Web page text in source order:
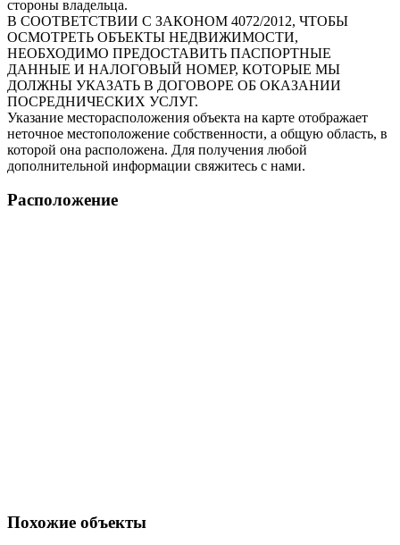
стороны владельца.
В СООТВЕТСТВИИ С ЗАКОНОМ 4072/2012, ЧТОБЫ
ОСМОТРЕТЬ ОБЪЕКТЫ НЕДВИЖИМОСТИ,
НЕОБХОДИМО ПРЕДОСТАВИТЬ ПАСПОРТНЫЕ
ДАННЫЕ И НАЛОГОВЫЙ НОМЕР, КОТОРЫЕ МЫ
ДОЛЖНЫ УКАЗАТЬ В ДОГОВОРЕ ОБ ОКАЗАНИИ
ПОСРЕДНИЧЕСКИХ УСЛУГ.
Указание месторасположения объекта на карте отображает
неточное местоположение собственности, а общую область, в
которой она расположена. Для получения любой
дополнительной информации свяжитесь с нами.
Расположение
Похожие объекты